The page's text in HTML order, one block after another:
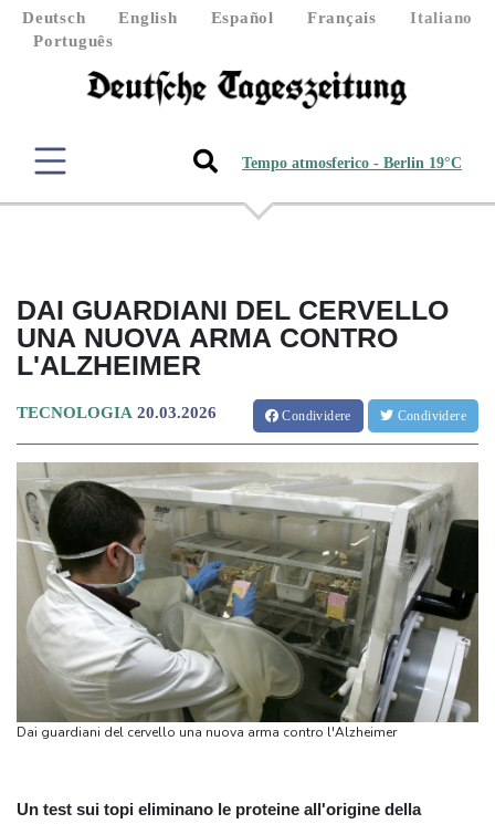
Deutsch English Español Français
Italiano
Português
Tempo atmosferico - Berlin 19°C
DAI GUARDIANI DEL CERVELLO
UNA NUOVA ARMA CONTRO
L'ALZHEIMER
TECNOLOGIA 20.03.2026 Condividere Condividere
Dai guardiani del cervello una nuova arma contro l'Alzheimer
Un test sui topi eliminano le proteine all'origine della